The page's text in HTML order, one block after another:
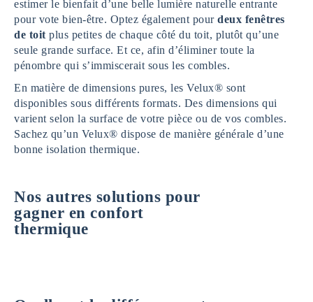
estimer le bienfait d’une belle lumière naturelle entrante
pour vote bien-être. Optez également pour deux fenêtres
de toitplus petites de chaque côté du toit, plutôt qu’une
seule grande surface. Et ce, afin d’éliminer toute la
pénombre qui s’immiscerait sous les combles.
En matière de dimensions pures, les Velux® sont
disponibles sous différents formats. Des dimensions qui
varient selon la surface de votre pièce ou de vos combles.
Sachez qu’un Velux® dispose de manière générale d’une
bonne isolation thermique.
Nos autres solutions pour
gagner en confort
thermique